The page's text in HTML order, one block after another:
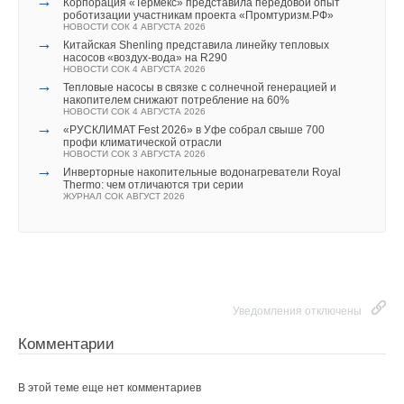
Корпорация «Термекс» представила передовой опыт
роботизации участникам проекта «Промтуризм.РФ»
НОВОСТИ СОК 4 АВГУСТА 2026
→
Китайская Shenling представила линейку тепловых
насосов «воздух-вода» на R290
НОВОСТИ СОК 4 АВГУСТА 2026
→
Тепловые насосы в связке с солнечной генерацией и
накопителем снижают потребление на 60%
НОВОСТИ СОК 4 АВГУСТА 2026
→
«РУСКЛИМАТ Fest 2026» в Уфе собрал свыше 700
профи климатической отрасли
НОВОСТИ СОК 3 АВГУСТА 2026
→
Инверторные накопительные водонагреватели Royal
Thermo: чем отличаются три серии
ЖУРНАЛ СОК АВГУСТ 2026
Уведомления отключены
Комментарии
В этой теме еще нет комментариев
ЖУРНАЛ СОК АПРЕЛЬ 2026
Сравнительный анализ проблем с сантехникой и
вентиляцией в Азии, Европе и США
ЖУРНАЛ СОК АПРЕЛЬ 2026
Комментарии
Ваш E-mail *
→
«VRF — это просто»: «Даичи» обучила более 80
специалистов в рамках семинаров по системам Midea
ATOM
НОВОСТИ СОК 4 ДЕКАБРЯ 2025
Комплексные решения от Kentatsu
ЖУРНАЛ СОК ДЕКАБРЬ 2025
Уведомления отключены
регулировкой
ЖУРНАЛ СОК ЯНВАРЬ 2018
→ COMAP — качество выше цены
ЖУРНАЛ СОК ОКТЯБРЬ 2017
Испытания системы PEXY Max от Comap
НОВОСТИ СОК 8 ИЮНЯ 2017
Термостатический клапан AutoSar от COMAP
НОВОСТИ СОК 2 ИЮНЯ 2017
→ Российский коммунальный ресурс на исходе
НОВОСТИ СОК 7 АВГУСТА 2026
Группа ПОЛИПЛАСТИК расширила линейку запорно-
регулирующей арматуры
НОВОСТИ СОК 7 АВГУСТА 2026
Energy Regula в новом диаметре — DN400/350